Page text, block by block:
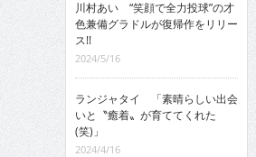
川村あい “笑顔で全力投球”の才
色兼備グラドルが復帰作をリリー
ス!!
2024/5/16
ランジャタイ 「素晴らしい出会
いと〝癒着〟が育ててくれた
(笑)」
2024/4/16